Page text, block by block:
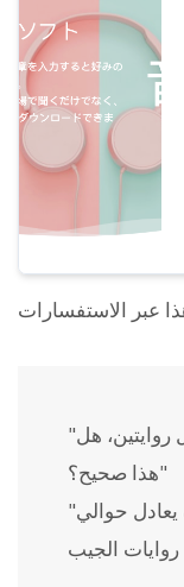
"مكتوب أن الخطة الأساسية تعادل روايتين، هل
هذا صحيح؟"
"هل يمكن حقاً قراءة عدد حروف يعادل حوالي